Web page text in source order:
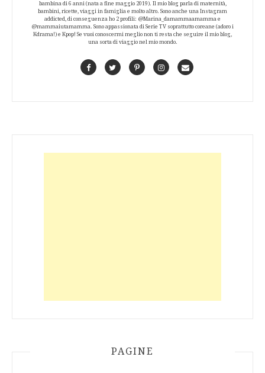
bambina di 6 anni (nata a fine maggio 2019). Il mio blog parla di maternità,
bambini, ricette, viaggi in famiglia e molto altro. Sono anche una Instagram
addicted, di conseguenza ho 2 profili: @Marina_damammaamamma e
@mammaiutamamma. Sono appassionata di Serie TV soprattutto coreane (adoro i
Kdrama!) e Kpop! Se vuoi conoscermi meglio non ti resta che seguire il mio blog,
una sorta di viaggio nel mio mondo.
FacebookTwitterPinterestInstagramContact
PAGINE